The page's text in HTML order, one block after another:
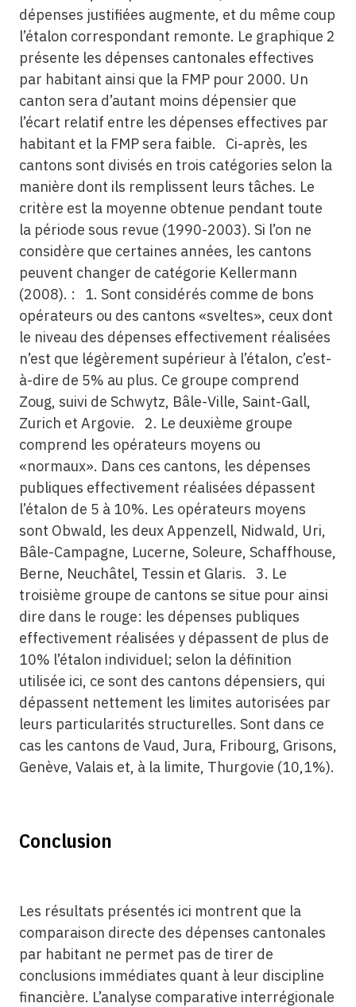
dépenses justifiées augmente, et du même coup
l’étalon correspondant remonte. Le graphique 2
présente les dépenses cantonales effectives
par habitant ainsi que la FMP pour 2000. Un
canton sera d’autant moins dépensier que
l’écart relatif entre les dépenses effectives par
habitant et la FMP sera faible. Ci-après, les
cantons sont divisés en trois catégories selon la
manière dont ils remplissent leurs tâches. Le
critère est la moyenne obtenue pendant toute
la période sous revue (1990-2003). Si l’on ne
considère que certaines années, les cantons
peuvent changer de catégorie Kellermann
(2008). : 1. Sont considérés comme de bons
opérateurs ou des cantons «sveltes», ceux dont
le niveau des dépenses effectivement réalisées
n’est que légèrement supérieur à l’étalon, c’est-
à-dire de 5% au plus. Ce groupe comprend
Zoug, suivi de Schwytz, Bâle-Ville, Saint-Gall,
Zurich et Argovie. 2. Le deuxième groupe
comprend les opérateurs moyens ou
«normaux». Dans ces cantons, les dépenses
publiques effectivement réalisées dépassent
l’étalon de 5 à 10%. Les opérateurs moyens
sont Obwald, les deux Appenzell, Nidwald, Uri,
Bâle-Campagne, Lucerne, Soleure, Schaffhouse,
Berne, Neuchâtel, Tessin et Glaris. 3. Le
troisième groupe de cantons se situe pour ainsi
dire dans le rouge: les dépenses publiques
effectivement réalisées y dépassent de plus de
10% l’étalon individuel; selon la définition
utilisée ici, ce sont des cantons dépensiers, qui
dépassent nettement les limites autorisées par
leurs particularités structurelles. Sont dans ce
cas les cantons de Vaud, Jura, Fribourg, Grisons,
Genève, Valais et, à la limite, Thurgovie (10,1%).
Conclusion
Les résultats présentés ici montrent que la
comparaison directe des dépenses cantonales
par habitant ne permet pas de tirer de
conclusions immédiates quant à leur discipline
financière. L’analyse comparative interrégionale